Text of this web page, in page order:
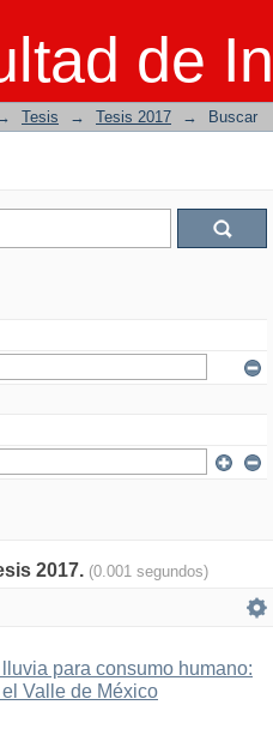
de
Tesis → Tesis 2017 → Buscar
2017. (0.001 segundos)
para consumo humano:
Valle de México